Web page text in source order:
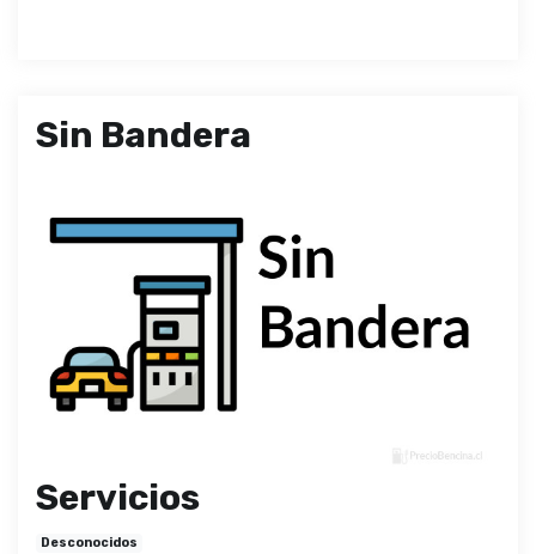
Sin Bandera
Servicios
Desconocidos